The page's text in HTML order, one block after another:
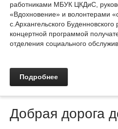
работниками МБУК ЦКДиС,
«Вдохновение» и волонтерами
с.Архангельского
концертной программой
отделения социального
Подробнее
Добрая дорога